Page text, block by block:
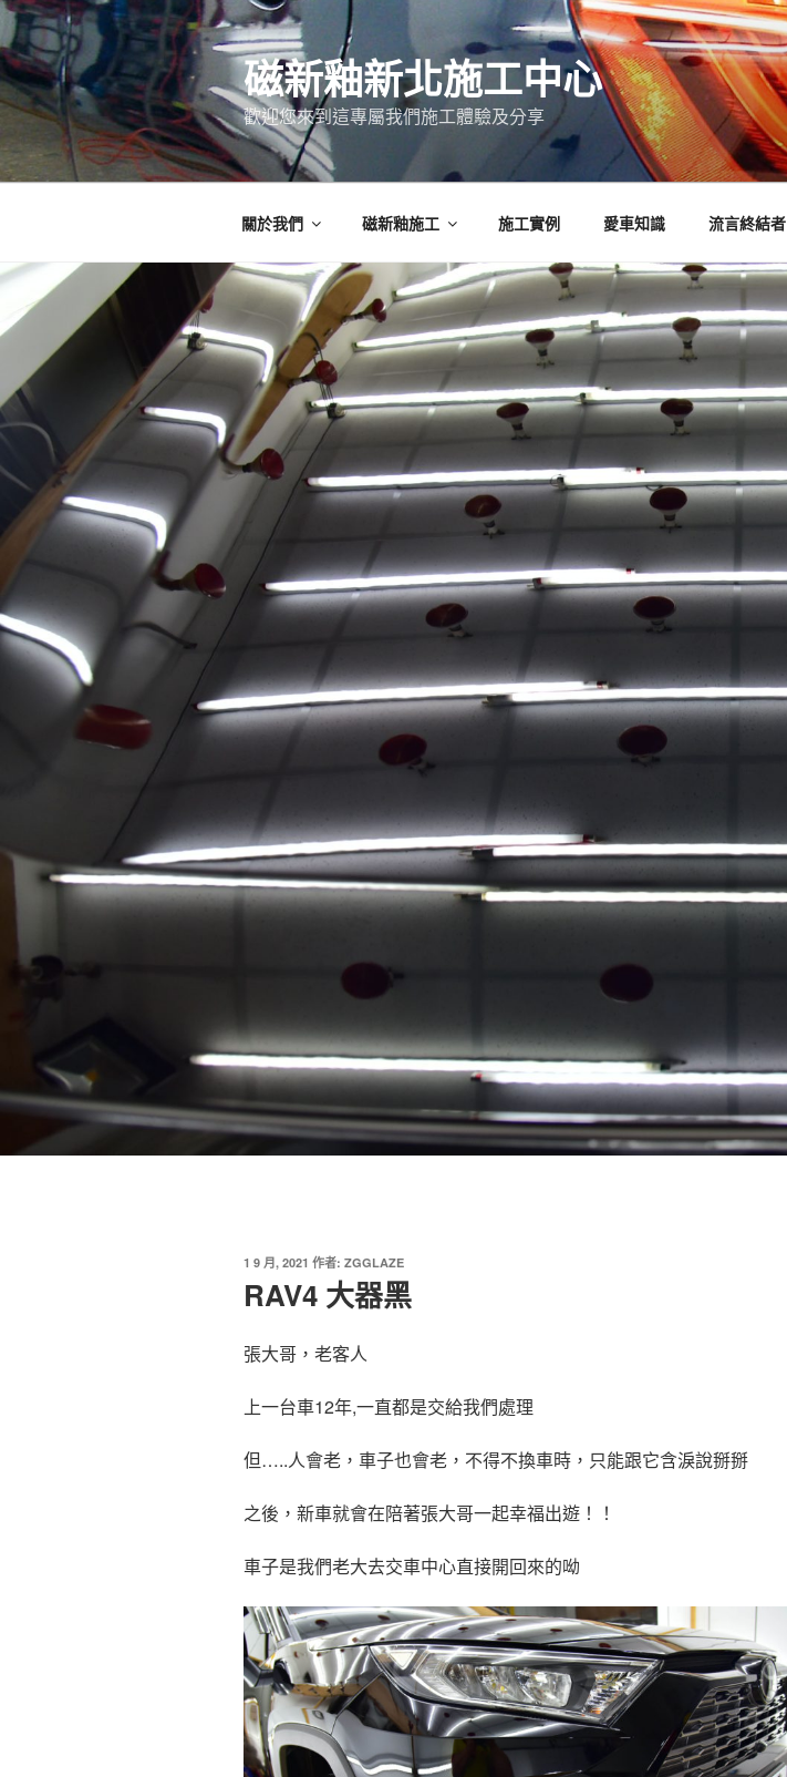
跳
至
主
要
容
磁新釉新北施工中心
歡迎您來到這專屬我們施工體驗及分享
關於我們 磁新釉施工 施工實例 愛車知識 流言終結者
發
於
1 9 月, 2021 作者: ZGGLAZE
RAV4 大器黑
張大哥，老客人
上一台車12年,一直都是交給我們處理
但…..人會老，車子也會老，不得不換車時，只能跟它含淚說掰掰
之後，新車就會在陪著張大哥一起幸福出遊！！
車子是我們老大去交車中心直接開回來的呦